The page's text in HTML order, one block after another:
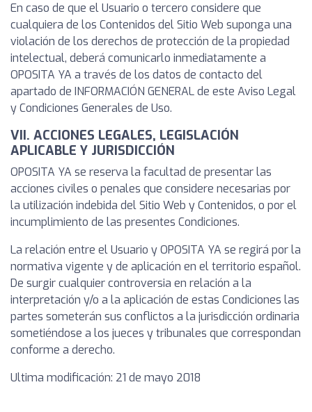
En caso de que el Usuario o tercero considere que
cualquiera de los Contenidos del Sitio Web suponga una
violación de los derechos de protección de la propiedad
intelectual, deberá comunicarlo inmediatamente a
OPOSITA YA a través de los datos de contacto del
apartado de INFORMACIÓN GENERAL de este Aviso Legal
y Condiciones Generales de Uso.
VII. ACCIONES LEGALES, LEGISLACIÓN
APLICABLE Y JURISDICCIÓN
OPOSITA YA se reserva la facultad de presentar las
acciones civiles o penales que considere necesarias por
la utilización indebida del Sitio Web y Contenidos, o por el
incumplimiento de las presentes Condiciones.
La relación entre el Usuario y OPOSITA YA se regirá por la
normativa vigente y de aplicación en el territorio español.
De surgir cualquier controversia en relación a la
interpretación y/o a la aplicación de estas Condiciones las
partes someterán sus conflictos a la jurisdicción ordinaria
sometiéndose a los jueces y tribunales que correspondan
conforme a derecho.
Ultima modificación: 21 de mayo 2018